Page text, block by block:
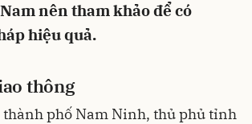
nên tham khảo để có
hiệu quả.
thông
phố Nam Ninh, thủ phủ tỉnh